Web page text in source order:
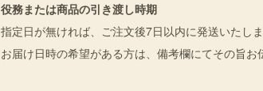
役務または商品の引き渡し時期
指定日が無ければ、ご注文後7日以内に発送いたしま
お届け日時の希望がある方は、備考欄にてその旨お